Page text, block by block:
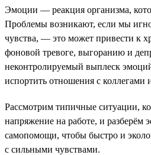
Эмоции — реакция организма,
Проблемы возникают, если мы
чувства, — это может привести к
фоновой тревоге, выгоранию и
неконтролируемый выплеск
испортить отношения с коллегами
Рассмотрим типичные ситуации,
напряжение на работе, и разберём
самопомощи, чтобы быстро и
с сильными чувствами.